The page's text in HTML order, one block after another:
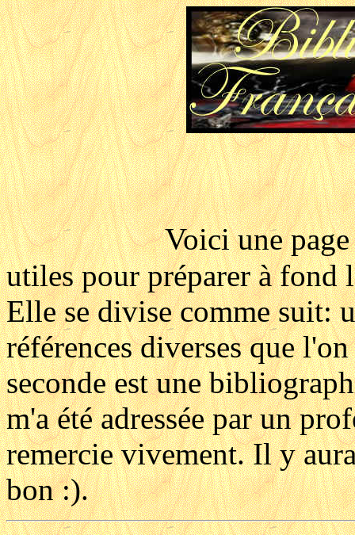
Voici une
utiles pour préparer à fond
Elle se divise comme suit:
références diverses que
seconde est une
m'a été adressée par un
remercie vivement. Il y
bon :).